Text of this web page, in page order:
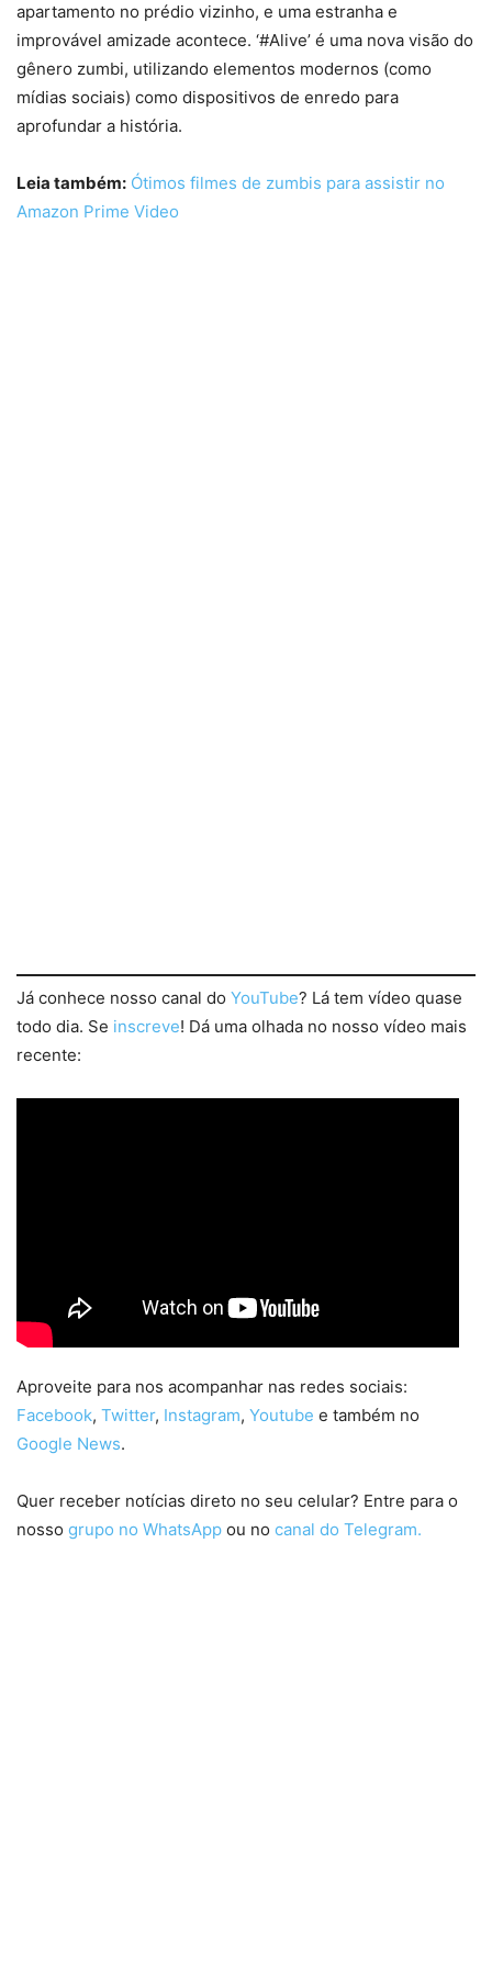
apartamento no prédio vizinho, e uma estranha e
improvável amizade acontece. ‘#Alive’ é uma nova visão do
gênero zumbi, utilizando elementos modernos (como
mídias sociais) como dispositivos de enredo para
aprofundar a história.
Leia também: Ótimos filmes de zumbis para assistir no
Amazon Prime Video
Já conhece nosso canal do YouTube? Lá tem vídeo quase
todo dia. Se inscreve! Dá uma olhada no nosso vídeo mais
recente:
Aproveite para nos acompanhar nas redes sociais:
Facebook, Twitter, Instagram, Youtube e também no
Google News.
Quer receber notícias direto no seu celular? Entre para o
nosso grupo no WhatsApp ou no canal do Telegram.